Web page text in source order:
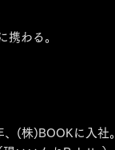
携わる。
(株)BOOKに入社。